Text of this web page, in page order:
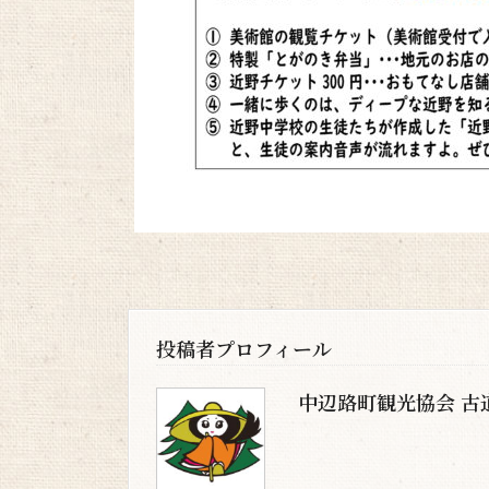
投稿者プロフィール
中辺路町観光協会 古